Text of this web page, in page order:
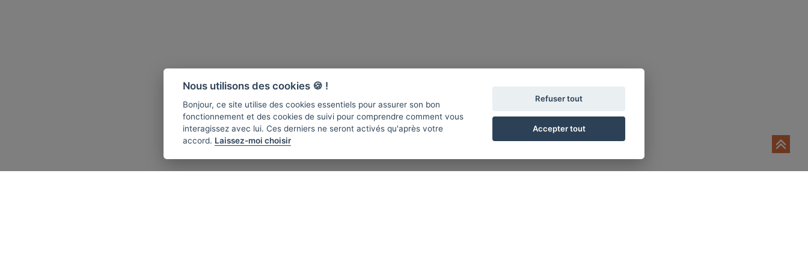
Nous utilisons des cookies 🍪 !
Bonjour, ce site utilise des cookies essentiels pour assurer son bon
fonctionnement et des cookies de suivi pour comprendre comment vous
interagissez avec lui. Ces derniers ne seront activés qu'après votre
accord. Laissez-moi choisir
Refuser tout
Accepter tout